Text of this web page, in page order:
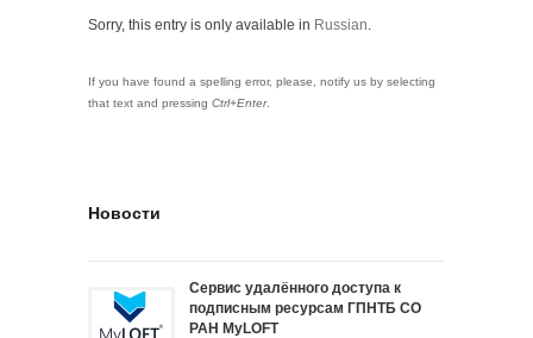
Sorry, this entry is only available in Russian.
If you have found a spelling error, please, notify us by selecting
that text and pressing Ctrl+Enter.
Новости
Сервис удалённого доступа к
подписным ресурсам ГПНТБ СО
РАН MyLOFT